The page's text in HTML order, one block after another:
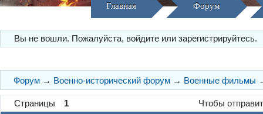
Главная Форум
Вы не вошли. Пожалуйста, войдите или зарегистрируйтесь.
Форум → Военно-исторический форум → Военные фильмы
Страницы 1 Чтобы